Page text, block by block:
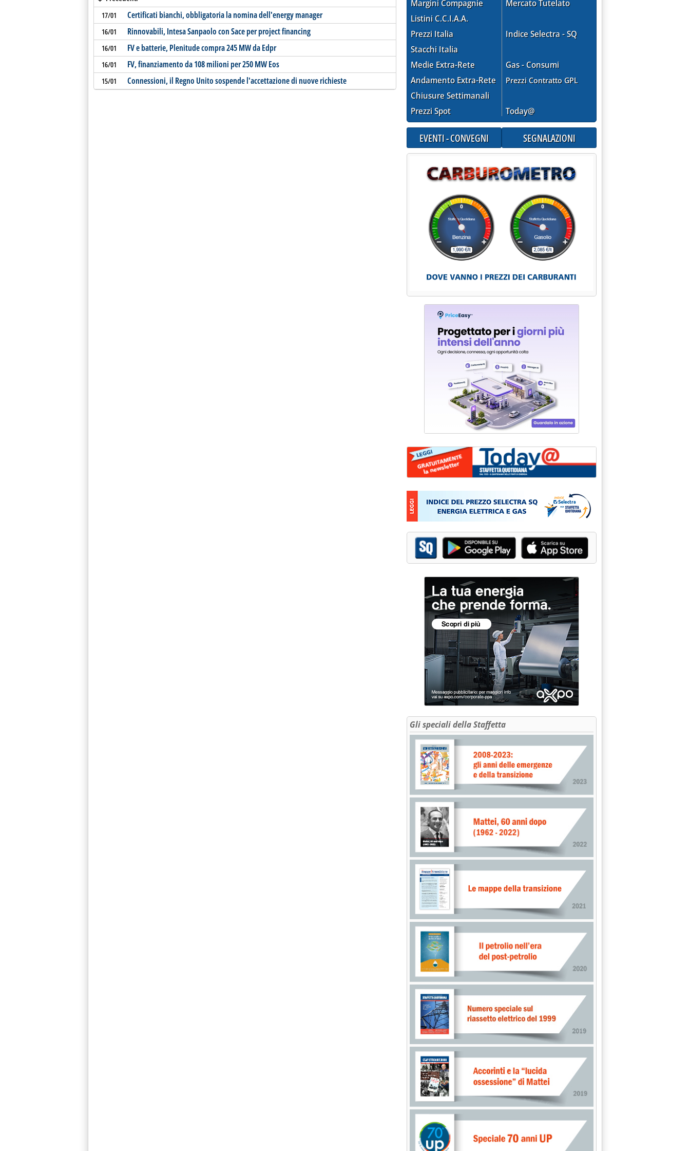
17/01 Certificati bianchi, obbligatoria la nomina dell'energy manager
16/01 Rinnovabili, Intesa Sanpaolo con Sace per project financing
16/01 FV e batterie, Plenitude compra 245 MW da Edpr
16/01 FV, finanziamento da 108 milioni per 250 MW Eos
15/01 Connessioni, il Regno Unito sospende l'accettazione di nuove richieste
Margini Compagnie
Listini C.C.I.A.A.
Prezzi Italia
Stacchi Italia
Medie Extra-Rete
Andamento Extra-Rete
Chiusure Settimanali
Prezzi Spot
Mercato Tutelato
Indice Selectra - SQ
Gas - Consumi
Prezzi Contratto GPL
Today@
EVENTI - CONVEGNI SEGNALAZIONI
Gli speciali della Staffetta